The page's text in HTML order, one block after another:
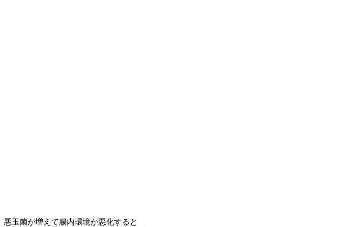
悪玉菌が増えて腸内環境が悪化すると